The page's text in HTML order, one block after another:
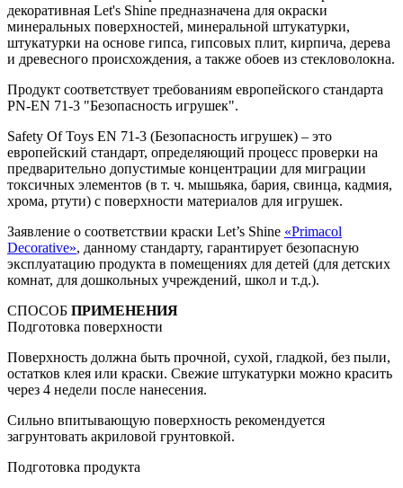
декоративная Let's Shine предназначена для окраски
минеральных поверхностей, минеральной штукатурки,
штукатурки на основе гипса, гипсовых плит, кирпича, дерева
и древесного происхождения, а также обоев из стекловолокна.
Продукт соответствует требованиям европейского стандарта
PN-EN 71-3 "Безопасность игрушек".
Safety Of Toys EN 71-3 (Безопасность игрушек) – это
европейский стандарт, определяющий процесс проверки на
предварительно допустимые концентрации для миграции
токсичных элементов (в т. ч. мышьяка, бария, свинца, кадмия,
хрома, ртути) с поверхности материалов для игрушек.
Заявление о соответствии краски Let’s Shine «Primacol
Decorative», данному стандарту, гарантирует безопасную
эксплуатацию продукта в помещениях для детей (для детских
комнат, для дошкольных учреждений, школ и т.д.).
СПОСОБ ПРИМЕНЕНИЯ
Подготовка поверхности
Поверхность должна быть прочной, сухой, гладкой, без пыли,
остатков клея или краски. Свежие штукатурки можно красить
через 4 недели после нанесения.
Сильно впитывающую поверхность рекомендуется
загрунтовать акриловой грунтовкой.
Подготовка продукта